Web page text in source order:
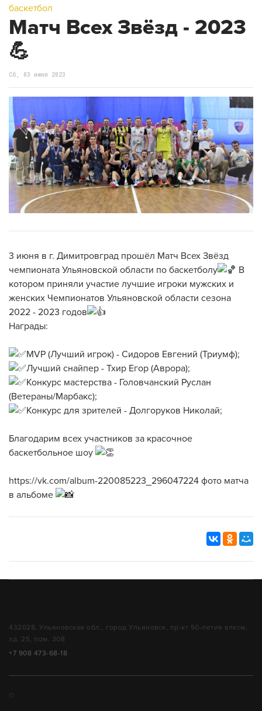
баскетбол
Матч Всех Звёзд - 2023
💪
Сб, 03 июня 2023
3 июня в г. Димитровград прошёл Матч Всех Звёзд
чемпионата Ульяновской области по баскетболу
В
котором приняли участие лучшие игроки мужских и
женских Чемпионатов Ульяновской области сезона
2022 - 2023 годов
Награды:
MVP (Лучший игрок) - Сидоров Евгений (Триумф);
Лучший снайпер - Тхир Егор (Аврора);
Конкурс мастерства - Головчанский Руслан
(Ветераны/Марбакс);
Конкурс для зрителей - Долгоруков Николай;
Благодарим всех участников за красочное
баскетбольное шоу
https://vk.com/album-220085223_296047224 фото матча
в альбоме
432028, Ульяновская обл., город Ульяновск, пр-кт 50-летия влксм,
зд. 25, пом. 308
+7 908 473-68-18